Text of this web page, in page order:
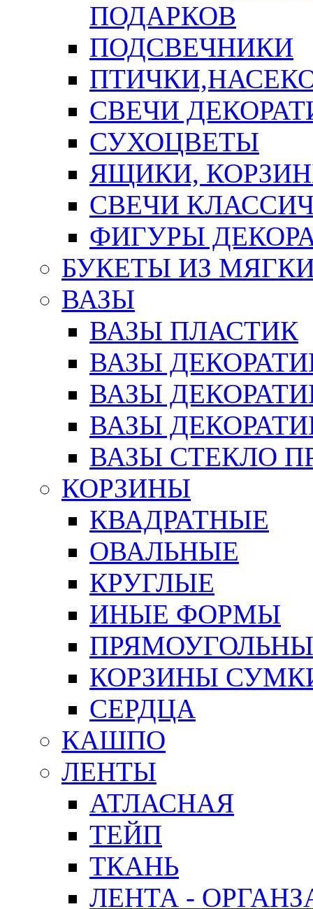
ПОДАРКОВ
ПОДСВЕЧНИКИ
СВЕЧИ
СУХОЦВЕТЫ
ЯЩИКИ,
СВЕЧИ
ФИГУРЫ
БУКЕТЫ ИЗ
ВАЗЫ
ВАЗЫ ПЛАСТИК
ВАЗЫ
ВАЗЫ
ВАЗЫ
ВАЗЫ СТЕКЛО
КОРЗИНЫ
КВАДРАТНЫЕ
ОВАЛЬНЫЕ
КРУГЛЫЕ
ИНЫЕ ФОРМЫ
КОРЗИНЫ
СЕРДЦА
КАШПО
ЛЕНТЫ
АТЛАСНАЯ
ТЕЙП
ТКАНЬ
ЛЕНТА -